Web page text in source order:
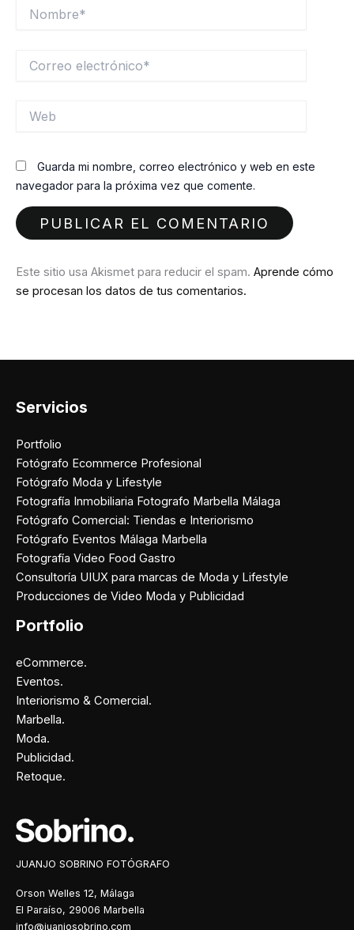
electrónico*
Guarda mi nombre, correo electrónico y web en este
navegador para la próxima vez que comente.
Este sitio usa Akismet para reducir el spam. Aprende cómo
se procesan los datos de tus comentarios.
Servicios
Portfolio
Fotógrafo Ecommerce Profesional
Fotógrafo Moda y Lifestyle
Fotografía Inmobiliaria Fotografo Marbella Málaga
Fotógrafo Comercial: Tiendas e Interiorismo
Fotógrafo Eventos Málaga Marbella
Fotografía Video Food Gastro
Consultoría UIUX para marcas de Moda y Lifestyle
Producciones de Video Moda y Publicidad
Portfolio
eCommerce.
Eventos.
Interiorismo & Comercial.
Marbella.
Moda.
Publicidad.
Retoque.
JUANJO SOBRINO FOTÓGRAFO
Orson Welles 12, Málaga
El Paraíso, 29006 Marbella
info@juanjosobrino.com